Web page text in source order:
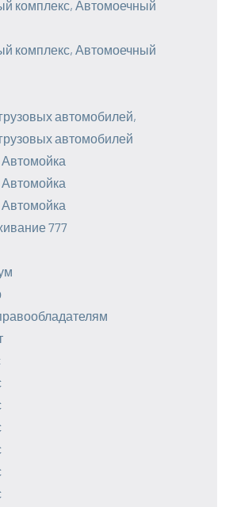
комплекс, Автомоечный
комплекс, Автомоечный
автомобилей,
автомобилей
777